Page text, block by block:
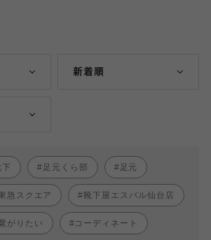
新着順
下 足元くら部 足元
急スクエア 靴下屋エスパル仙台店
がりたい コーディネート